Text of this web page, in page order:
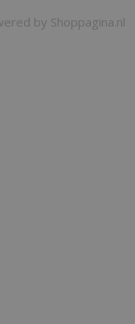
by Shoppagina.nl